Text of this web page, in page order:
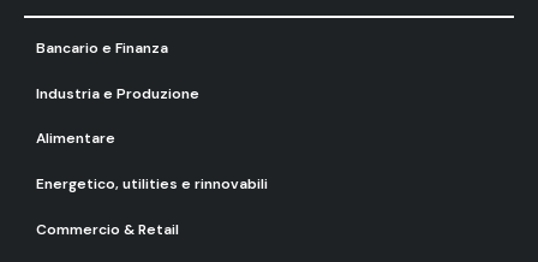
Bancario e Finanza
Industria e Produzione
Alimentare
Energetico, utilities e rinnovabili
Commercio & Retail